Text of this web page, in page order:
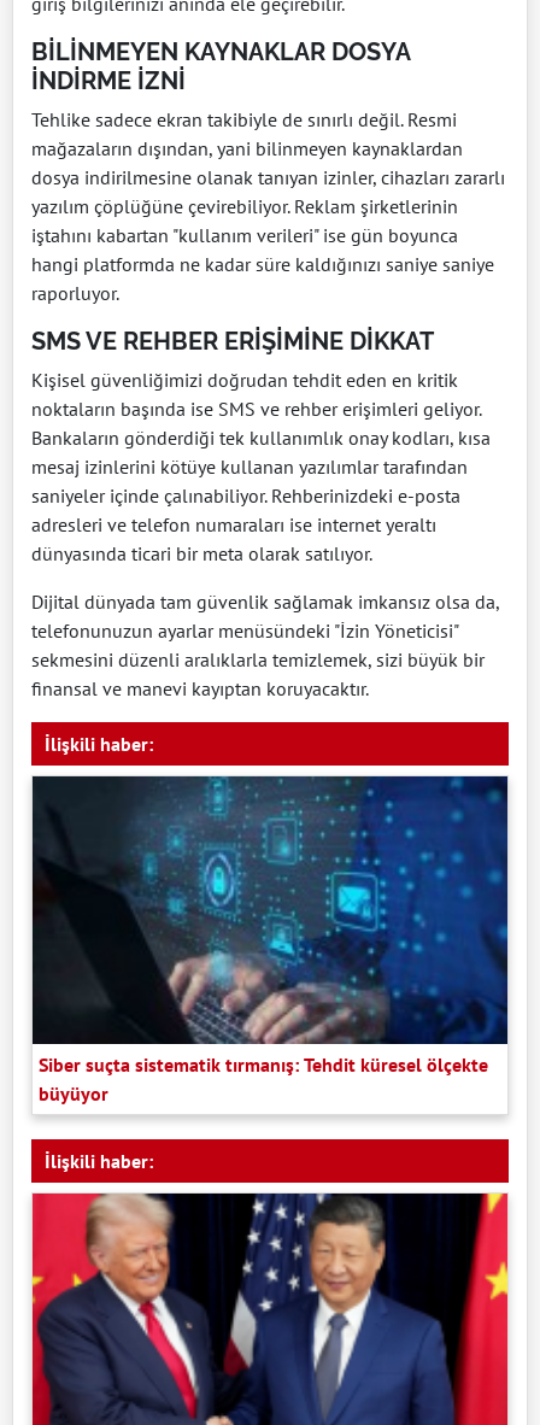
BİLİNMEYEN KAYNAKLAR DOSYA
İNDİRME İZNİ
Tehlike sadece ekran takibiyle de sınırlı değil. Resmi
mağazaların dışından, yani bilinmeyen kaynaklardan
dosya indirilmesine olanak tanıyan izinler, cihazları zararlı
yazılım çöplüğüne çevirebiliyor. Reklam şirketlerinin
iştahını kabartan "kullanım verileri" ise gün boyunca
hangi platformda ne kadar süre kaldığınızı saniye saniye
raporluyor.
SMS VE REHBER ERİŞİMİNE DİKKAT
Kişisel güvenliğimizi doğrudan tehdit eden en kritik
noktaların başında ise SMS ve rehber erişimleri geliyor.
Bankaların gönderdiği tek kullanımlık onay kodları, kısa
mesaj izinlerini kötüye kullanan yazılımlar tarafından
saniyeler içinde çalınabiliyor. Rehberinizdeki e-posta
adresleri ve telefon numaraları ise internet yeraltı
dünyasında ticari bir meta olarak satılıyor.
Dijital dünyada tam güvenlik sağlamak imkansız olsa da,
telefonunuzun ayarlar menüsündeki "İzin Yöneticisi"
sekmesini düzenli aralıklarla temizlemek, sizi büyük bir
finansal ve manevi kayıptan koruyacaktır.
İlişkili haber:
Siber suçta sistematik tırmanış: Tehdit küresel ölçekte
büyüyor
İlişkili haber: